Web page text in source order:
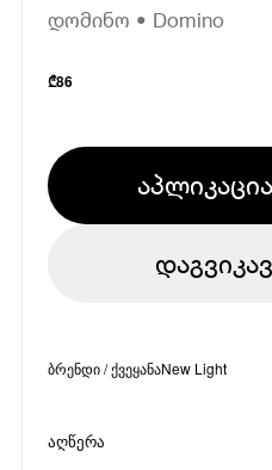
დომინო • Domino
₾86
ბრენდი / ქვეყანაNew Light
აღწერა